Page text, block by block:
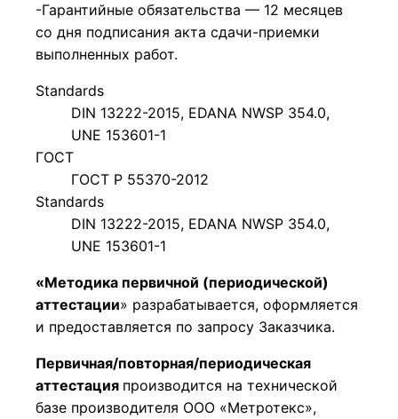
-Гарантийные обязательства — 12 месяцев
со дня подписания акта сдачи-приемки
выполненных работ.
Standards
DIN 13222-2015, EDANA NWSP 354.0,
UNE 153601-1
ГОСТ
ГОСТ Р 55370-2012
Standards
DIN 13222-2015, EDANA NWSP 354.0,
UNE 153601-1
«Методика первичной (периодической)
аттестации» разрабатывается, оформляется
и предоставляется по запросу Заказчика.
Первичная/повторная/периодическая
аттестация производится на технической
базе производителя ООО «Метротекс»,